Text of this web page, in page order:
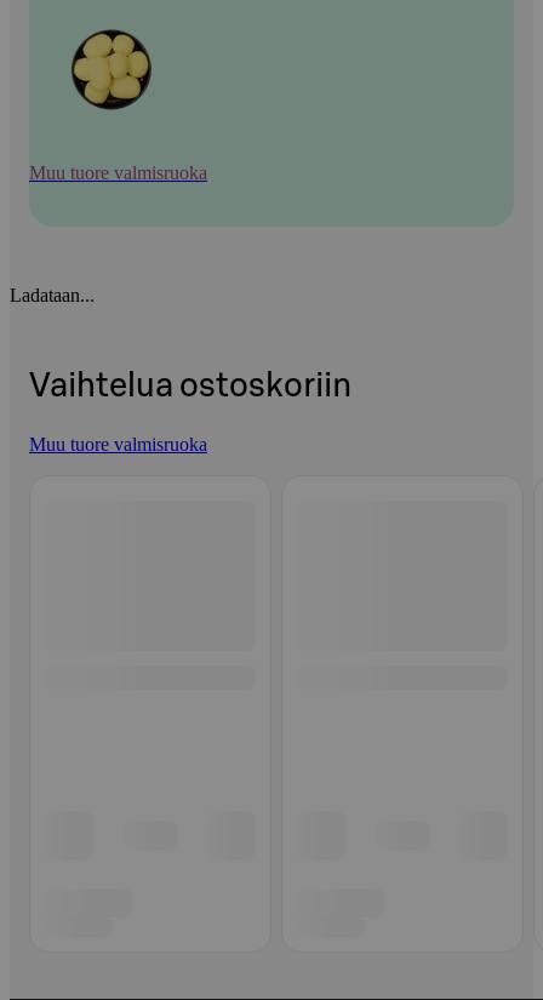
Muu tuore valmisruoka
Ladataan...
Vaihtelua ostoskoriin
Muu tuore valmisruoka